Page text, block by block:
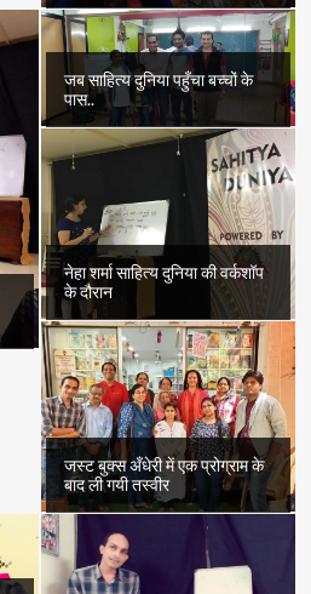
जब साहित्य दुनिया पहुँचा बच्चों के
पास..
नेहा शर्मा साहित्य दुनिया की वर्कशॉप
के दौरान
जस्ट बुक्स अँधेरी में एक प्रोग्राम के
बाद ली गयी तस्वीर